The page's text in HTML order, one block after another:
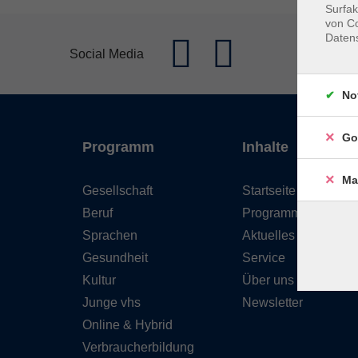
Social Media
Programm
Gesellschaft
Beruf
Sprachen
Gesundheit
Kultur
Junge vhs
Online & Hybrid
Verbraucherbildung
Inhalte
Startseite
Programm
Aktuelles
Service
Über uns
Newsletter
von